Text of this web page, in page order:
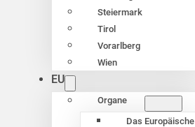
Steiermark
Tirol
Vorarlberg
Wien
EU
Organe
Das Europäische